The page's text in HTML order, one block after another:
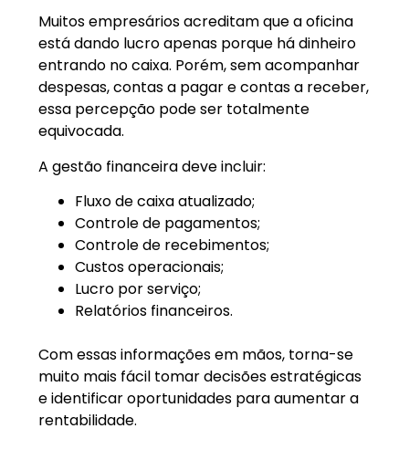
Muitos empresários acreditam que a oficina
está dando lucro apenas porque há dinheiro
entrando no caixa. Porém, sem acompanhar
despesas, contas a pagar e contas a receber,
essa percepção pode ser totalmente
equivocada.
A gestão financeira deve incluir:
Fluxo de caixa atualizado;
Controle de pagamentos;
Controle de recebimentos;
Custos operacionais;
Lucro por serviço;
Relatórios financeiros.
Com essas informações em mãos, torna-se
muito mais fácil tomar decisões estratégicas
e identificar oportunidades para aumentar a
rentabilidade.